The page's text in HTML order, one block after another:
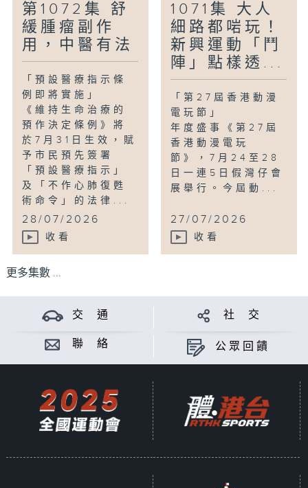
第1072集 舒
緩腫瘤副作
用，中醫有法
「預設醫療指示條
例即將實施」
《維持生命治療的
預作決定條例》將
於7月31日生效，賦
予市民預先簽署
「預設醫療指示」
及「不作心肺復甦
術命令」的法律...
28/07/2026
收看
1071集 大人
細路都啱玩！
新興運動「鬥
陣」點樣透...
「第27屆香港動漫
電玩節」
年度盛事《第27屆
香港動漫電玩
節》，7月24至28
日一連5日假灣仔會
展舉行。今屆動...
27/07/2026
收看
更多集數 ...
交 通 社 交
聯 絡 公眾回饋